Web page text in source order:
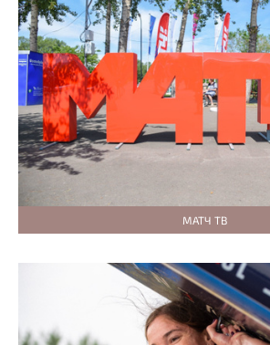
МАТЧ ТВ